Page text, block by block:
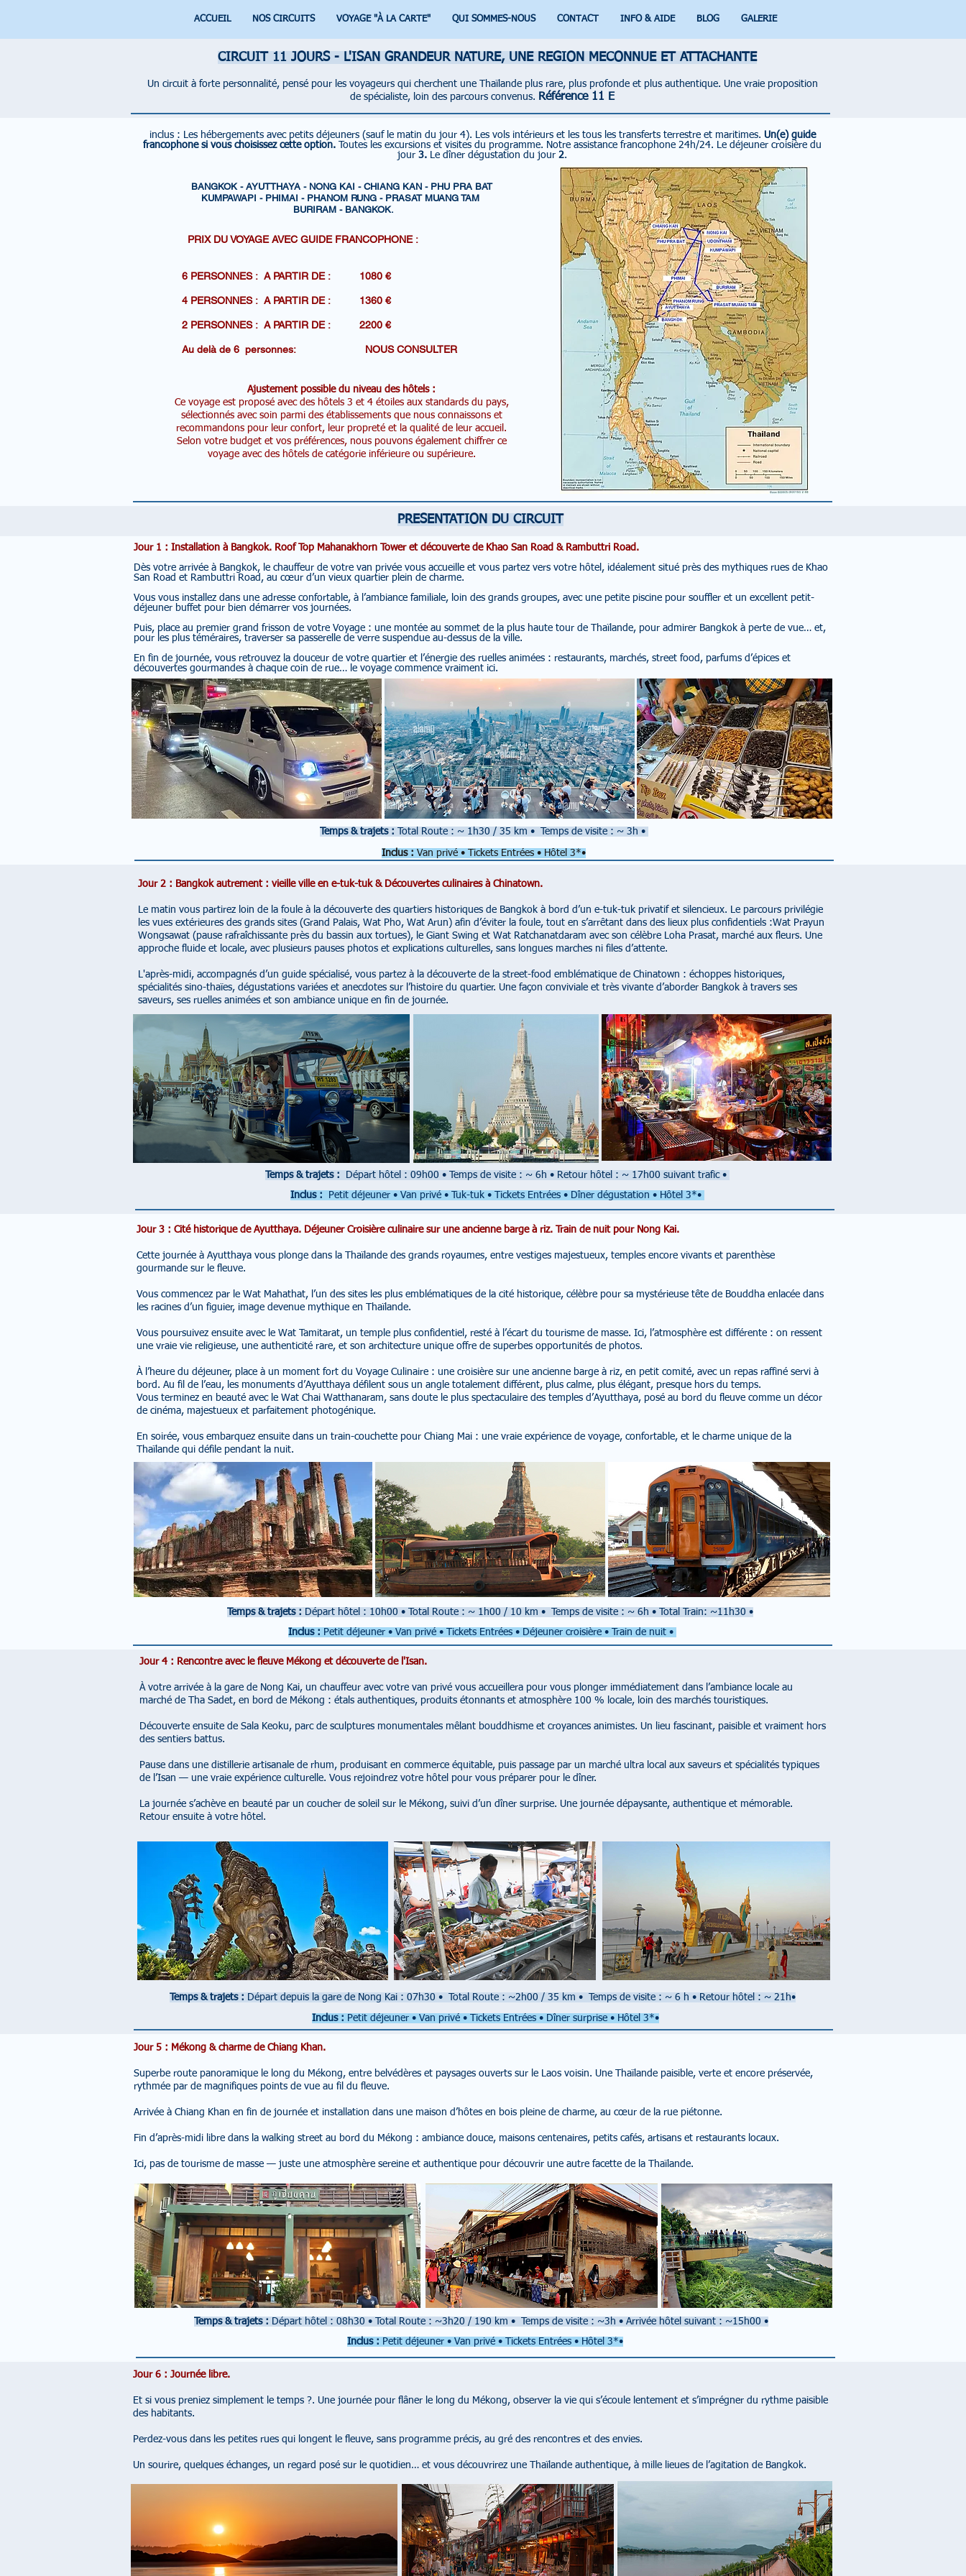
ACCUEIL NOS CIRCUITS VOYAGE "À LA CARTE" QUI SOMMES-NOUS CONTACT INFO & AIDE BLOG GALERIE
CIRCUIT 11 JOURS - L'ISAN GRANDEUR NATURE, UNE REGION MECONNUE ET ATTACHANTE
Un circuit à forte personnalité, pensé pour les voyageurs qui cherchent une Thaïlande plus rare, plus profonde et plus authentique. Une vraie proposition
de spécialiste, loin des parcours convenus. Référence 11 E
inclus : Les hébergements avec petits déjeuners (sauf le matin du jour 4). Les vols intérieurs et les tous les transferts terrestre et maritimes. Un(e) guide
francophone si vous choisissez cette option.
Toutes les excursions et visites du programme. Notre assistance francophone 24h/24. Le déjeuner croisière du
jour 3. Le dîner dégustation du jour 2.
BANGKOK - AYUTTHAYA - NONG KAI - CHIANG KAN - PHU PRA BAT
KUMPAWAPI - PHIMAI - PHANOM RUNG - PRASAT MUANG TAM
BURIRAM - BANGKOK.
PRIX DU VOYAGE AVEC GUIDE FRANCOPHONE :
6 PERSONNES : A PARTIR DE : 1080 €
4 PERSONNES : A PARTIR DE : 1360 €
2 PERSONNES : A PARTIR DE : 2200 €
Au delà de 6 personnes: NOUS CONSULTER
Ajustement possible du niveau des hôtels :
Ce voyage est proposé avec des hôtels 3 et 4 étoiles aux standards du pays,
sélectionnés avec soin parmi des établissements que nous connaissons et
recommandons pour leur confort, leur propreté et la qualité de leur accueil.
Selon votre budget et vos préférences, nous pouvons également chiffrer ce
voyage avec des hôtels de catégorie inférieure ou supérieure.
PRESENTATION DU CIRCUIT
Jour 1 : Installation à Bangkok. Roof Top Mahanakhorn Tower et découverte de Khao San Road & Rambuttri Road.
Dès votre arrivée à Bangkok, le chauffeur de votre van privée vous accueille et vous partez vers votre hôtel, idéalement situé près des mythiques rues de Khao
San Road et Rambuttri Road, au cœur d’un vieux quartier plein de charme.
Vous vous installez dans une adresse confortable, à l’ambiance familiale, loin des grands groupes, avec une petite piscine pour souffler et un excellent petit-
déjeuner buffet pour bien démarrer vos journées.
Puis, place au premier grand frisson de votre Voyage : une montée au sommet de la plus haute tour de Thaïlande, pour admirer Bangkok à perte de vue… et,
pour les plus téméraires, traverser sa passerelle de verre suspendue au-dessus de la ville.
En fin de journée, vous retrouvez la douceur de votre quartier et l’énergie des ruelles animées : restaurants, marchés, street food, parfums d’épices et
découvertes gourmandes à chaque coin de rue… le voyage commence vraiment ici.
Temps & trajets : Total Route : ~ 1h30 / 35 km • Temps de visite : ~ 3h •
Inclus : Van privé • Tickets Entrées • Hôtel 3*•
Jour 2 : Bangkok autrement : vieille ville en e-tuk-tuk & Découvertes culinaires à Chinatown.
Le matin vous partirez loin de la foule à la découverte des quartiers historiques de Bangkok à bord d’un e-tuk-tuk privatif et silencieux. Le parcours privilégie
les vues extérieures des grands sites (Grand Palais, Wat Pho, Wat Arun) afin d’éviter la foule, tout en s’arrêtant dans des lieux plus confidentiels :Wat Prayun
Wongsawat (pause rafraîchissante près du bassin aux tortues), le Giant Swing et Wat Ratchanatdaram avec son célèbre Loha Prasat, marché aux fleurs. Une
approche fluide et locale, avec plusieurs pauses photos et explications culturelles, sans longues marches ni files d’attente.
L'après-midi, accompagnés d’un guide spécialisé, vous partez à la découverte de la street-food emblématique de Chinatown : échoppes historiques,
spécialités sino-thaïes, dégustations variées et anecdotes sur l’histoire du quartier. Une façon conviviale et très vivante d’aborder Bangkok à travers ses
saveurs, ses ruelles animées et son ambiance unique en fin de journée.
Temps & trajets : Départ hôtel : 09h00 • Temps de visite : ~ 6h • Retour hôtel : ~ 17h00 suivant trafic •
Inclus : Petit déjeuner • Van privé • Tuk-tuk •Tickets Entrées • Dîner dégustation • Hôtel 3*•
Jour 3 : Cité historique de Ayutthaya. Déjeuner Croisière culinaire sur une ancienne barge à riz. Train de nuit pour Nong Kai.
Cette journée à Ayutthaya vous plonge dans la Thaïlande des grands royaumes, entre vestiges majestueux, temples encore vivants et parenthèse
gourmande sur le fleuve.
Vous commencez par le Wat Mahathat, l’un des sites les plus emblématiques de la cité historique, célèbre pour sa mystérieuse tête de Bouddha enlacée dans
les racines d’un figuier, image devenue mythique en Thaïlande.
Vous poursuivez ensuite avec le Wat Tamitarat, un temple plus confidentiel, resté à l’écart du tourisme de masse. Ici, l’atmosphère est différente : on ressent
une vraie vie religieuse, une authenticité rare, et son architecture unique offre de superbes opportunités de photos.
À l’heure du déjeuner, place à un moment fort du Voyage Culinaire : une croisière sur une ancienne barge à riz, en petit comité, avec un repas raffiné servi à
bord. Au fil de l’eau, les monuments d’Ayutthaya défilent sous un angle totalement différent, plus calme, plus élégant, presque hors du temps.
Vous terminez en beauté avec le Wat Chai Watthanaram, sans doute le plus spectaculaire des temples d’Ayutthaya, posé au bord du fleuve comme un décor
de cinéma, majestueux et parfaitement photogénique.
En soirée, vous embarquez ensuite dans un train-couchette pour Chiang Mai : une vraie expérience de voyage, confortable, et le charme unique de la
Thaïlande qui défile pendant la nuit.
Temps & trajets : Départ hôtel : 10h00 • Total Route : ~ 1h00 / 10 km • Temps de visite : ~ 6h • Total Train: ~11h30 •
Inclus : Petit déjeuner • Van privé • Tickets Entrées • Déjeuner croisière • Train de nuit •
Jour 4 : Rencontre avec le fleuve Mékong et découverte de l'Isan.
À votre arrivée à la gare de Nong Kai, un chauffeur avec votre van privé vous accueillera pour vous plonger immédiatement dans l’ambiance locale au
marché de Tha Sadet, en bord de Mékong : étals authentiques, produits étonnants et atmosphère 100 % locale, loin des marchés touristiques.
Découverte ensuite de Sala Keoku, parc de sculptures monumentales mêlant bouddhisme et croyances animistes. Un lieu fascinant, paisible et vraiment hors
des sentiers battus.
Pause dans une distillerie artisanale de rhum, produisant en commerce équitable, puis passage par un marché ultra local aux saveurs et spécialités typiques
de l’Isan — une vraie expérience culturelle. Vous rejoindrez votre hôtel pour vous préparer pour le dîner.
La journée s’achève en beauté par un coucher de soleil sur le Mékong, suivi d’un dîner surprise. Une journée dépaysante, authentique et mémorable.
Retour ensuite à votre hôtel.
Temps & trajets : Départ depuis la gare de Nong Kai : 07h30 • Total Route : ~2h00 / 35 km • Temps de visite : ~ 6 h • Retour hôtel : ~ 21h•
Inclus : Petit déjeuner • Van privé • Tickets Entrées • Dîner surprise • Hôtel 3*•
Jour 5 : Mékong & charme de Chiang Khan.
Superbe route panoramique le long du Mékong, entre belvédères et paysages ouverts sur le Laos voisin. Une Thaïlande paisible, verte et encore préservée,
rythmée par de magnifiques points de vue au fil du fleuve.
Arrivée à Chiang Khan en fin de journée et installation dans une maison d’hôtes en bois pleine de charme, au cœur de la rue piétonne.
Fin d’après-midi libre dans la walking street au bord du Mékong : ambiance douce, maisons centenaires, petits cafés, artisans et restaurants locaux.
Ici, pas de tourisme de masse — juste une atmosphère sereine et authentique pour découvrir une autre facette de la Thaïlande.
Temps & trajets : Départ hôtel : 08h30 • Total Route : ~3h20 / 190 km • Temps de visite : ~3h • Arrivée hôtel suivant : ~15h00 •
Inclus : Petit déjeuner • Van privé • Tickets Entrées • Hôtel 3*•
Jour 6 : Journée libre.
Et si vous preniez simplement le temps ?. Une journée pour flâner le long du Mékong, observer la vie qui s’écoule lentement et s’imprégner du rythme paisible
des habitants.
Perdez-vous dans les petites rues qui longent le fleuve, sans programme précis, au gré des rencontres et des envies.
Un sourire, quelques échanges, un regard posé sur le quotidien… et vous découvrirez une Thaïlande authentique, à mille lieues de l’agitation de Bangkok.